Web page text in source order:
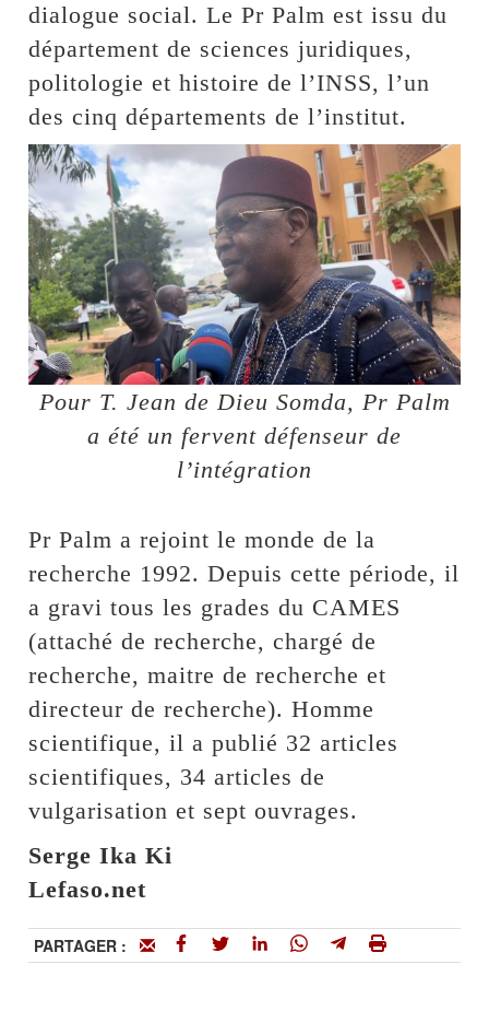
dialogue social. Le Pr Palm est issu du
département de sciences juridiques,
politologie et histoire de l’INSS, l’un
des cinq départements de l’institut.
Pour T. Jean de Dieu Somda, Pr Palm
a été un fervent défenseur de
l’intégration
Pr Palm a rejoint le monde de la
recherche 1992. Depuis cette période, il
a gravi tous les grades du CAMES
(attaché de recherche, chargé de
recherche, maitre de recherche et
directeur de recherche). Homme
scientifique, il a publié 32 articles
scientifiques, 34 articles de
vulgarisation et sept ouvrages.
Serge Ika Ki
Lefaso.net
PARTAGER :